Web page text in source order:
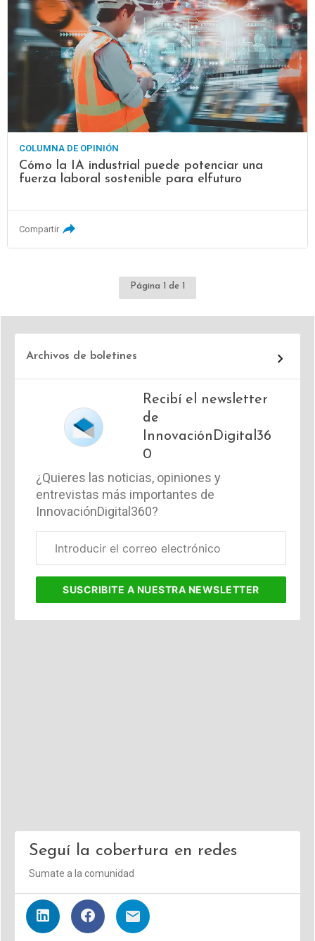
COLUMNA DE OPINIÓN
Cómo la IA industrial puede potenciar una
fuerza laboral sostenible para elfuturo
Compartir
Página 1 de 1
Archivos de boletines
Recibí el newsletter
de
InnovaciónDigital36
0
¿Quieres las noticias, opiniones y
entrevistas más importantes de
InnovaciónDigital360?
electrónico
SUSCRIBITE A NUESTRA NEWSLETTER
Seguí la cobertura en redes
Sumate a la comunidad